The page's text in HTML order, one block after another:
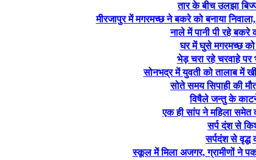
तार के बीच उलझा
मीरजापुर में मगरमच्छ ने बकरे को बनाया
नाले में पानी पी रहे बकरे
घर में घुसे मगरमच्छ को
भेड़ चरा रहे चरवाहे पर
सोनभद्र में युवती को तालाब में
सोते समय सिपाही की
विषैले जन्तु के
एक ही सांप ने महिला समेत
सर्प दंश से
सर्पदंश से वृद्ध
स्कूल में मिला अजगर, ग्रामीणों ने